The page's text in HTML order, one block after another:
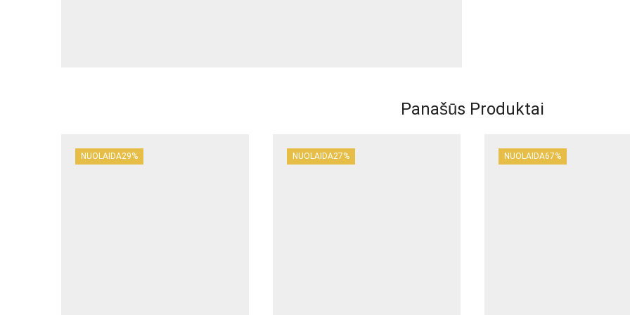
Panašūs Produktai
NUOLAIDA29% NUOLAIDA27% NUOLAIDA67%